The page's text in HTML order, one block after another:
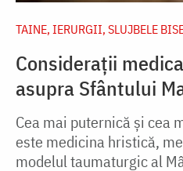
TAINE, IERURGII, SLUJBELE
Considerații
asupra Sfântului
Cea mai puternică și cea
este medicina hristică,
modelul taumaturgic al